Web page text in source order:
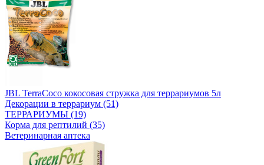
JBL TerraCoco кокосовая стружка для террариумов 5л
Декорации в террариум (51)
ТЕРРАРИУМЫ (19)
Корма для рептилий (35)
Ветеринарная аптека